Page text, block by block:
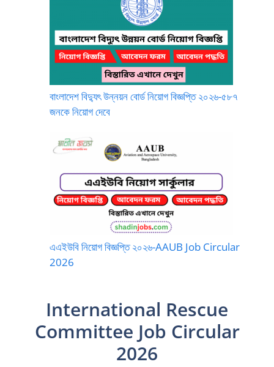
বাংলাদেশ বিদ্যুৎ উন্নয়ন বোর্ড নিয়োগ বিজ্ঞপ্তি ২০২৬-৫৮৭
জনকে নিয়োগ দেবে
এএইউবি নিয়োগ বিজ্ঞপ্তি ২০২৬-AAUB Job Circular
2026
International Rescue
Committee Job Circular
2026